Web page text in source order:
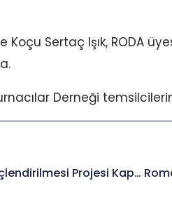
Sertaç Işık, RODA
Derneği
Roman Diyalog Ağının Güçlendirilmesi Projesi Kapsamında Ziyaretlerimiz Devam Ediyor. Üçüncü Durak Hatay.